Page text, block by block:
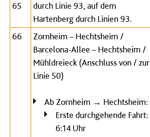
65
durch Linie 93, auf dem
Hartenberg durch Linien 93.
66
Zornheim – Hechtsheim /
Barcelona-Allee – Hechtsheim /
Mühldreieck (Anschluss von / zur
Linie 50)
Ab Zornheim → Hechtsheim:
Erste durchgehende Fahrt:
6:14 Uhr